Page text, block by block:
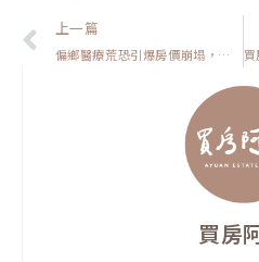
上一頁
上一篇
偏鄉醫療荒恐引爆房價崩塌，買房前一定要看【高雄在地人閒聊】
買房